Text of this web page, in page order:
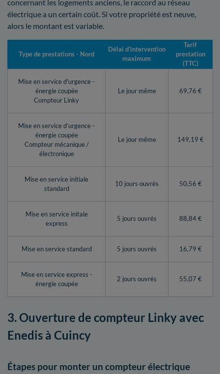
concernant les logements anciens, le raccord au réseau
électrique a un certain coût. Si votre propriété est neuve,
alors le montant est variable.
Type de prestations - Nord
Délai d’intervention
maximum
Tarif
prestation
(TTC)
Mise en service d'urgence -
énergie coupée
Compteur Linky
Le jour même 69,76 €
Mise en service d’urgence -
énergie coupée
Compteur mécanique /
électronique
Le jour même 149,19 €
Mise en service initiale
standard
10 jours ouvrés 50,56 €
Mise en service initale
express
5 jours ouvrés 88,84 €
Mise en service standard 5 jours ouvrés 16,79 €
Mise en service express -
énergie coupée
2 jours ouvrés 55,07 €
3. Ouverture de compteur Linky avec
Enedis à Cuincy
Étapes pour monter un compteur électrique